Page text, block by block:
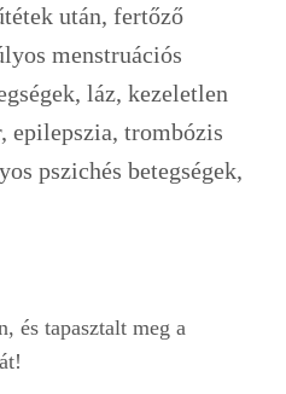
után, fertőző
menstruációs
láz, kezeletlen
epilepszia, trombózis
pszichés betegségek,
és tapasztalt meg a